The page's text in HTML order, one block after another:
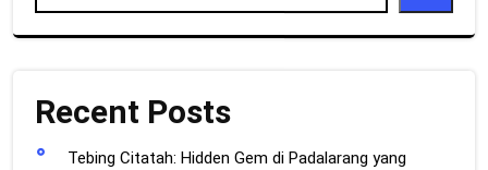
Recent Posts
Tebing Citatah: Hidden Gem di Padalarang yang